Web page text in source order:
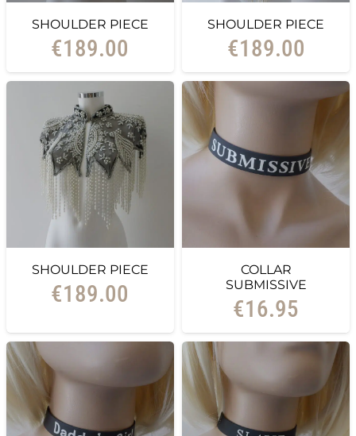
SHOULDER PIECE
€189.00
SHOULDER PIECE
€189.00
SHOULDER PIECE
€189.00
COLLAR
SUBMISSIVE
€16.95